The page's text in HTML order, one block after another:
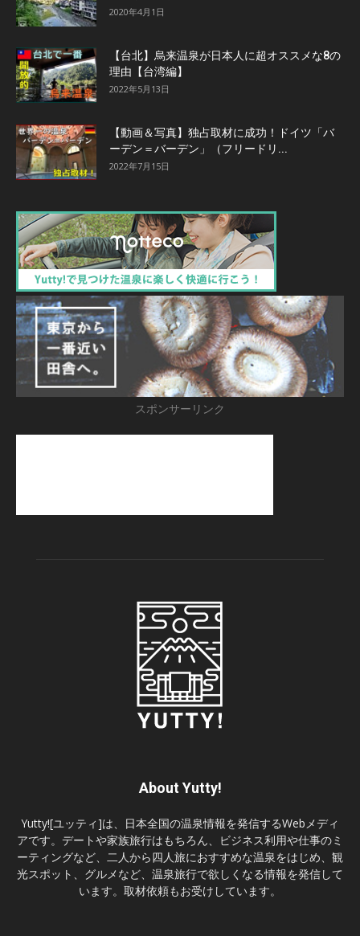
2020年4月1日
【台北】烏来温泉が日本人に超オススメな8の
理由【台湾編】
2022年5月13日
【動画＆写真】独占取材に成功！ドイツ「バ
ーデン＝バーデン」（フリードリ...
2022年7月15日
スポンサーリンク
About Yutty!
Yutty![ユッティ]は、日本全国の温泉情報を発信するWebメディ
アです。デートや家族旅行はもちろん、ビジネス利用や仕事のミ
ーティングなど、二人から四人旅におすすめな温泉をはじめ、観
光スポット、グルメなど、温泉旅行で欲しくなる情報を発信して
います。取材依頼もお受けしています。